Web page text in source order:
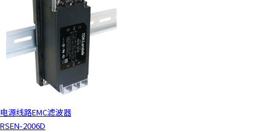
电源线路EMC滤波器
RSEN-2006D